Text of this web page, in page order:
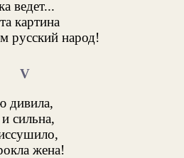
ведет...
картина
русский народ!
V
дивила,
сильна,
жена!